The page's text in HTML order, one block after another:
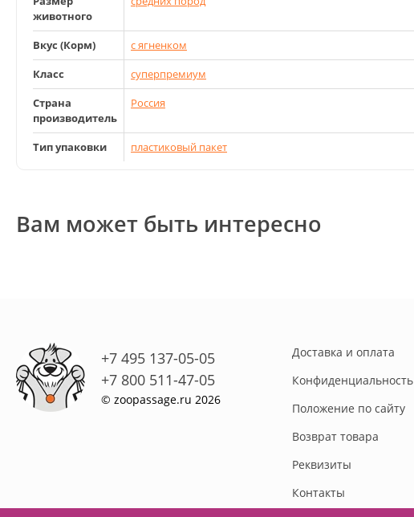
животного
Вкус (Корм)
с ягненком
Класс
суперпремиум
Страна
производитель
Россия
Тип упаковки пластиковый пакет
Вам может быть интересно
+7 495 137-05-05
+7 800 511-47-05
© zoopassage.ru 2026
Доставка и оплата
Конфиденциальность
Положение по сайту
Возврат товара
Реквизиты
Контакты